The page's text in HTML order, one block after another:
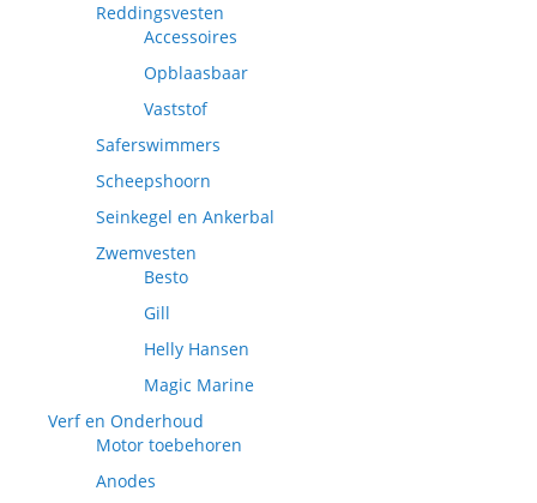
Reddingsvesten
Accessoires
Opblaasbaar
Vaststof
Saferswimmers
Scheepshoorn
Seinkegel en Ankerbal
Zwemvesten
Besto
Gill
Helly Hansen
Magic Marine
Verf en Onderhoud
Motor toebehoren
Anodes